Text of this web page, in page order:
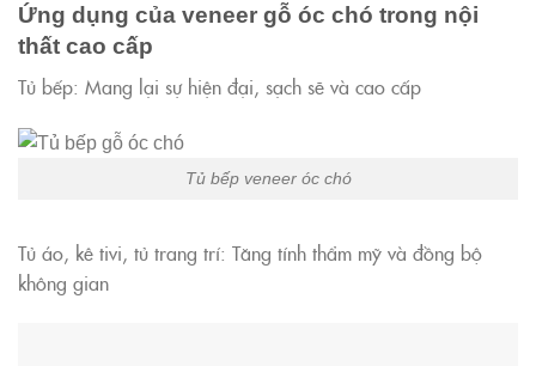
Ứng dụng của veneer gỗ óc chó trong nội
thất cao cấp
Tủ bếp: Mang lại sự hiện đại, sạch sẽ và cao cấp
Tủ bếp veneer óc chó
Tủ áo, kê tivi, tủ trang trí: Tăng tính thẩm mỹ và đồng bộ
không gian